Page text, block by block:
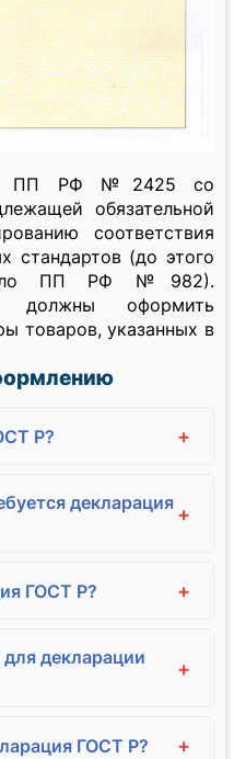
ПП РФ №2425 со
обязательной
соответствия
стандартов (до этого
ПП РФ №982).
оформить
товаров, указанных в
Р? +
декларация +
ГОСТ Р? +
декларации
+
ГОСТ Р? +